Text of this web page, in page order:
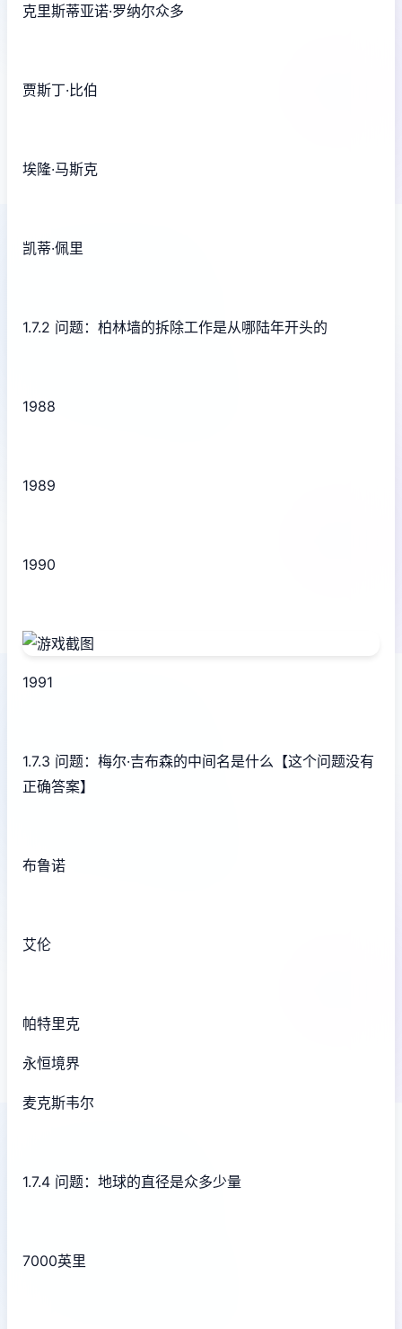
克里斯蒂亚诺·罗纳尔众多
贾斯丁·比伯
埃隆·马斯克
凯蒂·佩里
1.7.2 问题：柏林墙的拆除工作是从哪陆年开头的
1988
1989
1990
1991
1.7.3 问题：梅尔·吉布森的中间名是什么【这个问题没有
正确答案】
布鲁诺
艾伦
帕特里克
永恒境界
麦克斯韦尔
1.7.4 问题：地球的直径是众多少量
7000英里